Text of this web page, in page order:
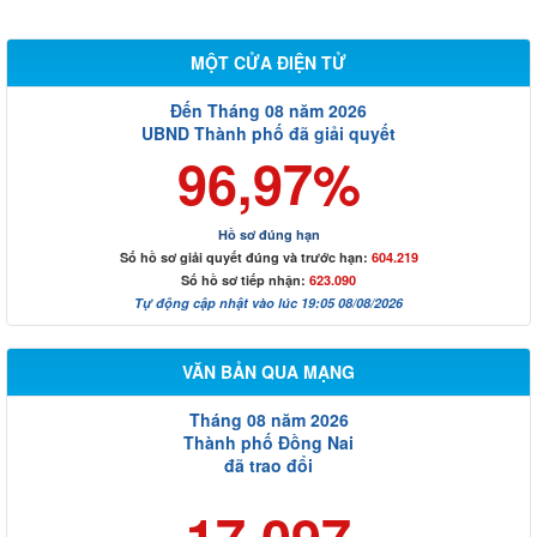
MỘT CỬA ĐIỆN TỬ
Đến Tháng 08 năm 2026
UBND Thành phố đã giải quyết
96,97%
Hồ sơ đúng hạn
Số hồ sơ giải quyết đúng và trước hạn: 604.219
Số hồ sơ tiếp nhận: 623.090
Tự động cập nhật vào lúc 19:05 08/08/2026
VĂN BẢN QUA MẠNG
Tháng 08 năm 2026
Thành phố Đồng Nai
đã trao đổi